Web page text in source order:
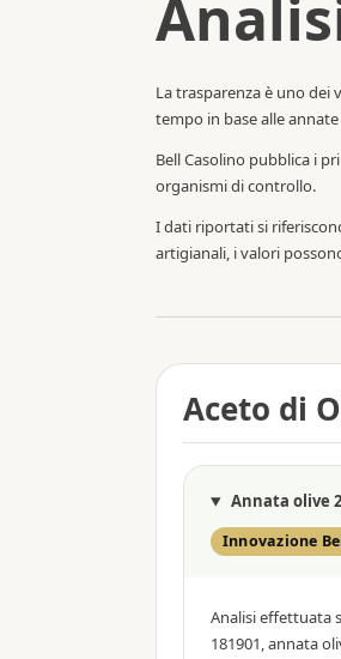
La trasparenza è uno
tempo in base alle
Bell Casolino pubblica i
organismi di controllo.
I dati riportati si
artigianali, i valori
Aceto di
Annata olive
Innovazione
Analisi effettuata
181901, annata